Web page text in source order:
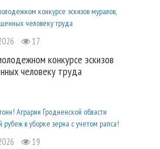
17
конкурсе эскизов
человеку труда
19